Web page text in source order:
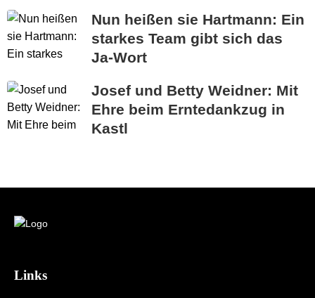
Nun heißen sie Hartmann: Ein
starkes Team gibt sich das
Ja-Wort
Josef und Betty Weidner: Mit
Ehre beim Erntedankzug in
Kastl
Links